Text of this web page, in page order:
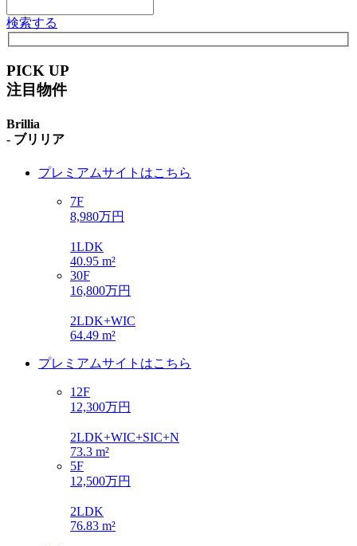
検索する
PICK UP
注目物件
Brillia
- ブリリア
プレミアムサイトはこちら
7F
8,980万円
1LDK
40.95 m²
30F
16,800万円
2LDK+WIC
64.49 m²
プレミアムサイトはこちら
12F
12,300万円
2LDK+WIC+SIC+N
73.3 m²
5F
12,500万円
2LDK
76.83 m²